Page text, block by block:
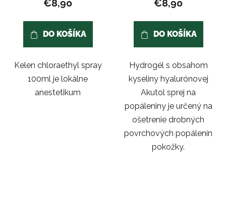
€8,90
DO KOŠÍKA
Kelen chloraethyl spray
100ml je lokálne
anestetikum
je
z
hviezdičiek.
€8,90
DO KOŠÍKA
Hydrogél s obsahom
kyseliny hyalurónovej
Akutol sprej na
popáleniny je určený na
ošetrenie drobných
povrchových popálenín
pokožky.